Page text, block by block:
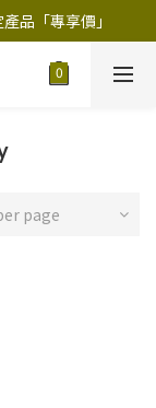
品「​專享價」
品「​專享價」
4件9折
page